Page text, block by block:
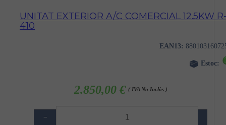
UNITAT EXTERIOR A/C COMERCIAL 12.5KW
410
EAN13:
Estoc:
2.850,00 € ( IVA No Inclòs )
−